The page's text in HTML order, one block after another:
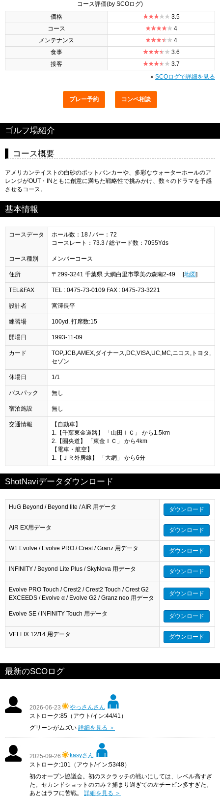
コース評価(by SCOログ)
価格
3.5
コース
4
メンテナンス
4
食事
3.6
接客
3.7
» SCOログで詳細を見る
プレー予約 コンペ相談
ゴルフ場紹介
コース概要
アメリカンテイストの白砂のポットバンカーや、多彩なウォーターホールのア
レンジがOUT・INともに創意に満ちた戦略性で挑みかけ、数々のドラマを予感
させるコース。
基本情報
コースデータ
ホール数：18 / パー：72
コースレート：73.3 / 総ヤード数：7055Yds
コース種別 メンバーコース
住所 〒299-3241 千葉県 大網白里市季美の森南2-49 [ 地図
TEL&FAX TEL : 0475-73-0109 FAX : 0475-73-3221
設計者 宮澤長平
練習場 100yd. 打席数:15
開場日 1993-11-09
カード
TOP,JCB,AMEX,ダイナース,DC,VISA,UC,MC,ニコス,トヨタ,
セゾン
休場日 1/1
バスパック 無し
宿泊施設 無し
交通情報
【自動車】
1.【千葉東金道路】 「山田ＩＣ」 から1.5km
2.【圏央道】 「東金ＩＣ」 から4km
【電車・航空】
1.【ＪＲ外房線】 「大網」 から6分
ShotNaviデータダウンロード
HuG Beyond / Beyond lite / AIR 用データ ダウンロード
AIR EX用データ ダウンロード
W1 Evolve / Evolve PRO / Crest / Granz 用データ ダウンロード
INFINITY / Beyond Lite Plus / SkyNova 用データ ダウンロード
Evolve PRO Touch / Crest2 / Crest2 Touch / Crest G2
EXCEEDS / Evolve α / Evolve G2 / Granz neo 用データ
ダウンロード
Evolve SE / INFINITY Touch 用データ ダウンロード
VELLIX 12/14 用データ ダウンロード
最新のSCOログ
2026-06-23
やっさんさん
ストローク:85（アウト/イン:44/41）
グリーンがムズい 詳細を見る ＞
2025-09-26
kasyさん
ストローク:101（アウト/イン:53/48）
初のオープン協議会。初のスクラッチの戦いにしては、レベル高すぎ
た。セカンドショットの力み？捕まり過ぎての左チーピン多すぎた。
あとはラフに苦戦。 詳細を見る ＞